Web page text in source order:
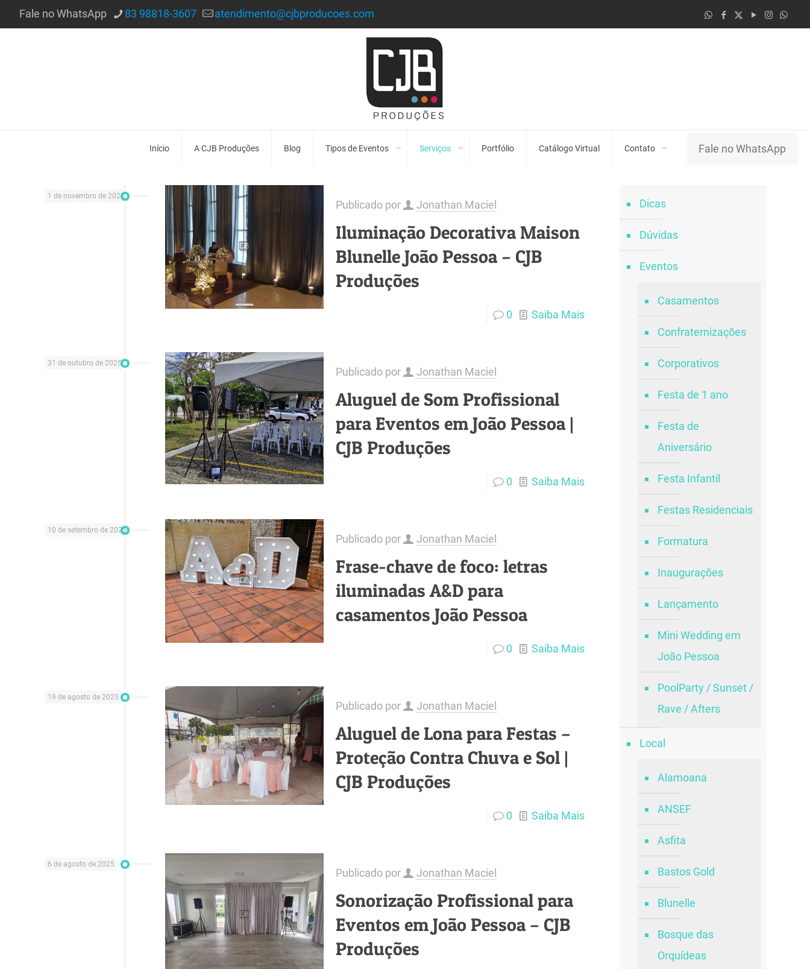
Fale no WhatsApp 83 98818-3607 atendimento@cjbproducoes.com
Início A CJB Produções Blog Tipos de Eventos Serviços Portfólio Catálogo Virtual Contato Fale no WhatsApp
1 de novembro de 2025
Publicado por Jonathan Maciel
Iluminação Decorativa Maison
Blunelle João Pessoa – CJB
Produções
0 Saiba Mais
31 de outubro de 2025
Publicado por Jonathan Maciel
Aluguel de Som Profissional
para Eventos em João Pessoa |
CJB Produções
0 Saiba Mais
10 de setembro de 2025
Publicado por Jonathan Maciel
Frase-chave de foco: letras
iluminadas A&D para
casamentos João Pessoa
0 Saiba Mais
19 de agosto de 2025
Publicado por Jonathan Maciel
Aluguel de Lona para Festas –
Proteção Contra Chuva e Sol |
CJB Produções
0 Saiba Mais
6 de agosto de 2025
Publicado por Jonathan Maciel
Sonorização Profissional para
Eventos em João Pessoa – CJB
Produções
Dicas
Dúvidas
Eventos
Casamentos
Confraternizações
Corporativos
Festa de 1 ano
Festa de
Aniversário
Festa Infantil
Festas Residenciais
Formatura
Inaugurações
Lançamento
Mini Wedding em
João Pessoa
PoolParty / Sunset /
Rave / Afters
Local
Alamoana
ANSEF
Asfita
Bastos Gold
Blunelle
Bosque das
Orquídeas